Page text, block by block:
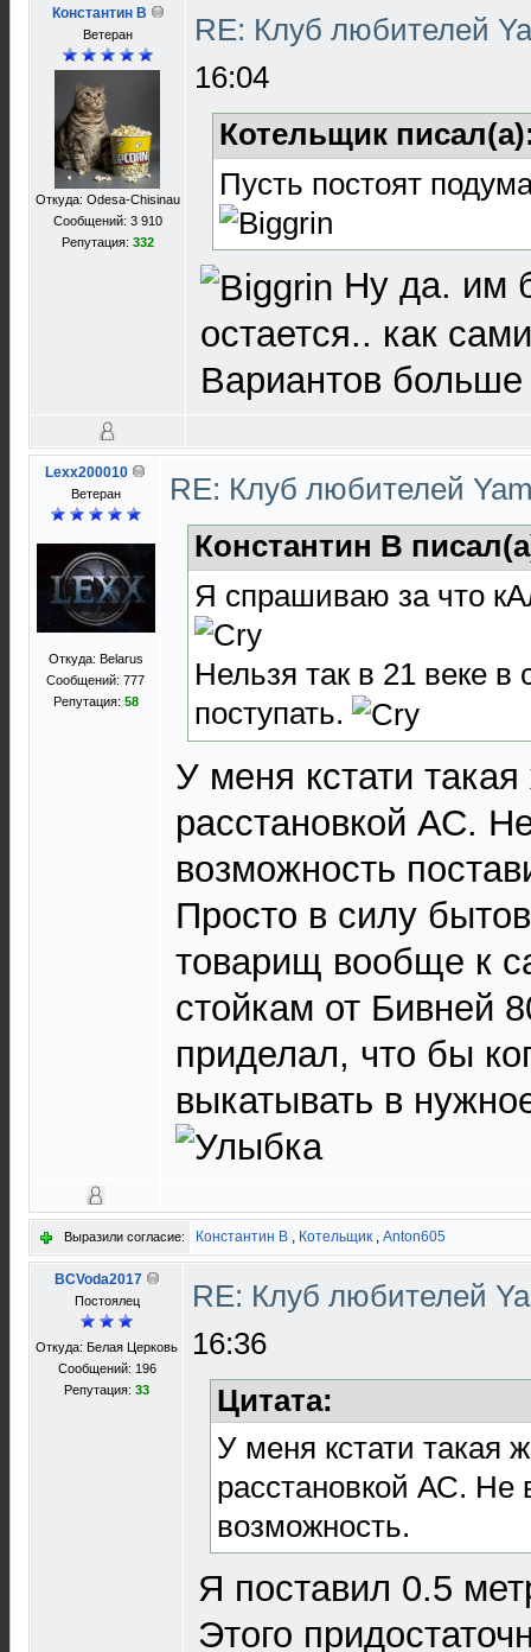
Константин В
Ветеран
Откуда: Odesa-Chisinau
Сообщений: 3 910
Репутация: 332
RE: Клуб любителей
16:04
Котельщик
Пусть постоят
Ну да. им
остается.. как
Вариантов
Lexx200010
Ветеран
Откуда: Belarus
Сообщений: 777
Репутация: 58
RE: Клуб любителей
Константин В
Я спрашиваю за что
Нельзя так в 21 веке в
поступать.
У меня кстати
расстановкой АС.
возможность
Просто в силу
товарищ вообще к
стойкам от Бивней
приделал, что бы
выкатывать в
Выразили согласие: Константин В , Котельщик , Anton605
BCVoda2017
Постоялец
Откуда: Белая Церковь
Сообщений: 196
Репутация: 33
RE: Клуб любителей
16:36
Цитата:
У меня кстати такая
расстановкой АС. Не
возможность.
Я поставил 0.5
Этого